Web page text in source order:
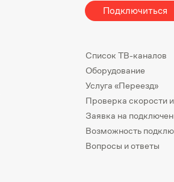
Подключиться
Список ТВ-каналов
Оборудование
Услуга «Переезд»
Проверка скорости
Заявка на
Возможность
Вопросы и ответы